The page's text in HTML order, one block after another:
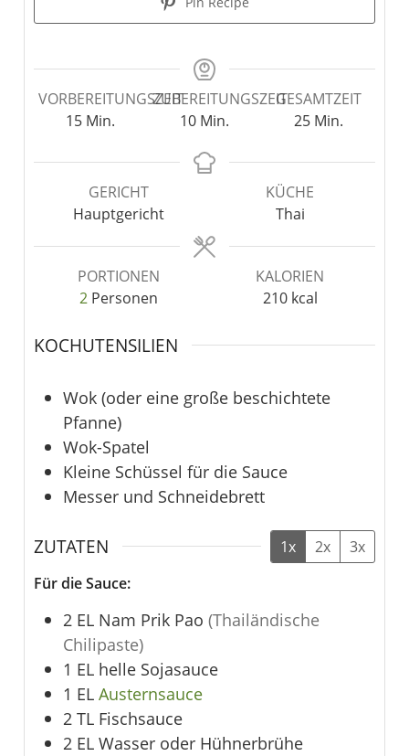
VORBEREITUNGSZEIT
15 Min.
ZUBEREITUNGSZEIT
10 Min.
GESAMTZEIT
25 Min.
GERICHT
Hauptgericht
KÜCHE
Thai
PORTIONEN
2 Personen
KALORIEN
210 kcal
KOCHUTENSILIEN
Wok (oder eine große beschichtete
Pfanne)
Wok-Spatel
Kleine Schüssel für die Sauce
Messer und Schneidebrett
ZUTATEN 1x 2x
3x
Für die Sauce:
2 EL Nam Prik Pao (Thailändische
Chilipaste)
1 EL helle Sojasauce
1 EL Austernsauce
2 TL Fischsauce
2 EL Wasser oder Hühnerbrühe